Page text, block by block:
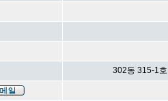
302동 315-1호